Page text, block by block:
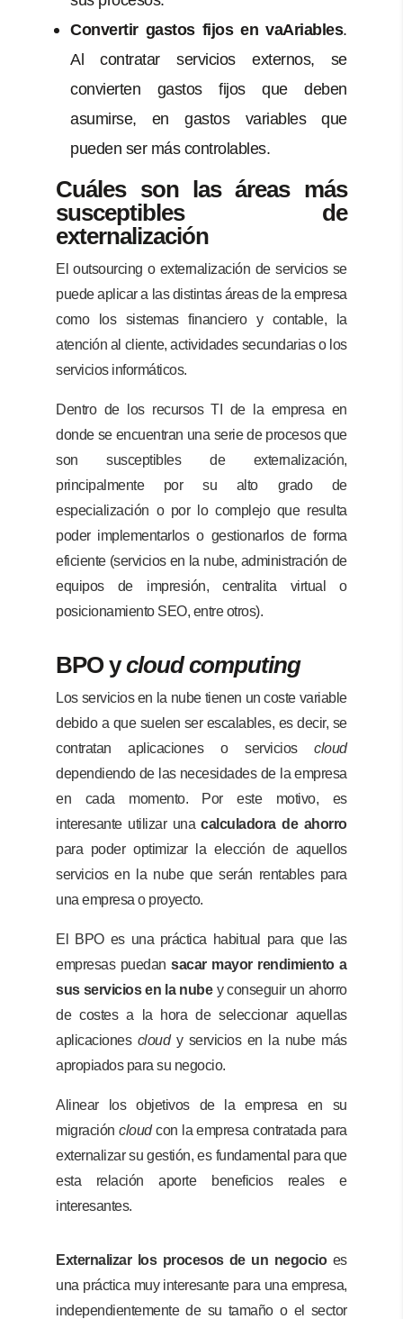
Convertir gastos fijos en vaAriables.
Al contratar servicios externos, se
convierten gastos fijos que deben
asumirse, en gastos variables que
pueden ser más controlables.
Cuáles son las áreas más
susceptibles de
externalización
El outsourcing o externalización de servicios se
puede aplicar a las distintas áreas de la empresa
como los sistemas financiero y contable, la
atención al cliente, actividades secundarias o los
servicios informáticos.
Dentro de los recursos TI de la empresa en
donde se encuentran una serie de procesos que
son susceptibles de externalización,
principalmente por su alto grado de
especialización o por lo complejo que resulta
poder implementarlos o gestionarlos de forma
eficiente (servicios en la nube, administración de
equipos de impresión, centralita virtual o
posicionamiento SEO, entre otros).
BPO ycloud computing
Los servicios en la nube tienen un coste variable
debido a que suelen ser escalables, es decir, se
contratan aplicaciones o servicioscloud
dependiendo de las necesidades de la empresa
en cada momento. Por este motivo, es
interesante utilizar unacalculadora de ahorro
para poder optimizar la elección de aquellos
servicios en la nube que serán rentables para
una empresa o proyecto.
El BPO es una práctica habitual para que las
empresas puedansacar mayor rendimiento a
sus servicios en la nubey conseguir un ahorro
de costes a la hora de seleccionar aquellas
aplicaciones cloudy servicios en la nube más
apropiados para su negocio.
Alinear los objetivos de la empresa en su
migracióncloudcon la empresa contratada para
externalizar su gestión, es fundamental para que
esta relación aporte beneficios reales e
interesantes.
Externalizar los procesos de un negocioes
una práctica muy interesante para una empresa,
independientemente de su tamaño o el sector